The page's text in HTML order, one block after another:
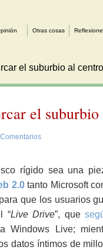
Otras cosas
el suburbio al centro
el
rígido sea una
2.0tanto Microsoft
que los usuarios
“Live Drive”, que
Windows Live;
datos íntimos de